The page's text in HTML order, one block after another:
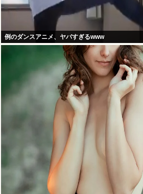
例のダンスアニメ、ヤバすぎるwww